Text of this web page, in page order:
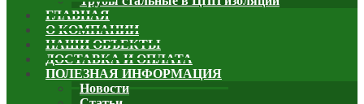
ГЛАВНАЯ
О КОМПАНИИ
НАШИ ОБЪЕКТЫ
ДОСТАВКА И ОПЛАТА
ПОЛЕЗНАЯ ИНФОРМАЦИЯ
Новости